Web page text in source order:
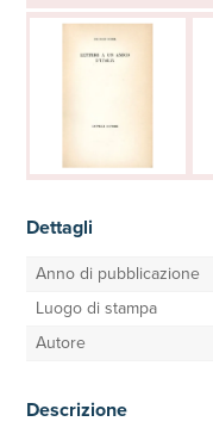
Dettagli
Anno di pubblicazione
Luogo di stampa
Autore
Descrizione